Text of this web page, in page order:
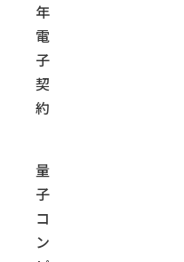
年
電
子
契
約
量
子
コ
ン